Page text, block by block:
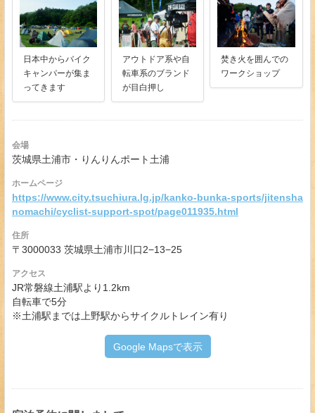
日本中からバイク
キャンパーが集ま
ってきます
アウトドア系や自
転車系のブランド
が目白押し
焚き火を囲んでの
ワークショップ
会場
茨城県土浦市・りんりんポート土浦
ホームページ
https://www.city.tsuchiura.lg.jp/kanko-bunka-sports/jitensha
nomachi/cyclist-support-spot/page011935.html
住所
〒3000033 茨城県土浦市川口2−13−25
アクセス
JR常磐線土浦駅より1.2km
自転車で5分
※土浦駅までは上野駅からサイクルトレイン有り
Google Mapsで表示